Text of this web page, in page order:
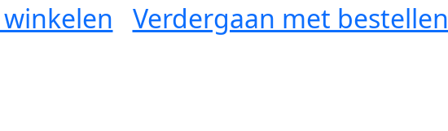
Verdergaan met bestellen